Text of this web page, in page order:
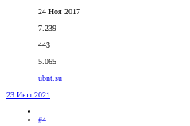
24 Ноя 2017
7.239
443
5.065
ubnt.su
23 Июл 2021
#4